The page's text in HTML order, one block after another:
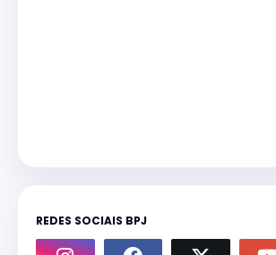
REDES SOCIAIS BPJ